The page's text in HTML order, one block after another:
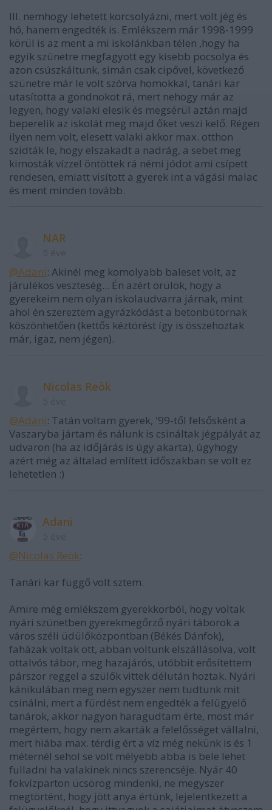
Ill. nemhogy lehetett korcsolyázni, mert volt jég és
hó, hanem engedték is. Emlékszem már 1998-1999
körül is az ment a mi iskolánkban télen ,hogy ha
egyik szünetre megfagyott egy kisebb pocsolya és
azon csúszkáltunk, simán csak cipővel, következő
szünetre már le volt szórva homokkal, tanári kar
utasította a gondnokot rá, mert nehogy már az
legyen, hogy valaki elesik és megsérül aztán majd
beperelik az iskolát meg majd őket veszi kelő. Régen
ilyen nem volt, elesett valaki akkor max. otthon
szidták le, hogy elszakadt a nadrág, a sebet meg
kimosták vízzel öntöttek rá némi jódot ami csípett
rendesen, emiatt visított a gyerek int a vágási malac
és ment minden tovább.
NAR
@Adani: Akinél meg komolyabb baleset volt, az
járulékos veszteség... Én azért örülök, hogy a
gyerekeim nem olyan iskolaudvarra járnak, mint
ahol én szereztem agyrázkódást a betonbútornak
köszönhetően (kettős kéztörést így is összehoztak
már, igaz, nem jégen).
Nicolas Reök
@Adani: Tatán voltam gyerek, '99-től felsősként a
Vaszaryba jártam és nálunk is csináltak jégpályát az
udvaron (ha az időjárás is úgy akarta), úgyhogy
azért még az általad említett időszakban se volt ez
lehetetlen :)
Adani
@Nicolas Reök:
Tanári kar függő volt sztem.
Amire még emlékszem gyerekkorból, hogy voltak
nyári szünetben gyerekmegőrző nyári táborok a
város széli üdülőközpontban (Békés Dánfok),
faházak voltak ott, abban voltunk elszállásolva, volt
ottalvós tábor, meg hazajárós, utóbbit erősítettem
párszor reggel a szülők vittek délután hoztak. Nyári
kánikulában meg nem egyszer nem tudtunk mit
csinálni, mert a fürdést nem engedték a felügyelő
tanárok, akkor nagyon haragudtam érte, most már
megértem, hogy nem akarták a felelősséget vállalni,
mert hiába max. térdig ért a víz még nekünk is és 1
méternél sehol se volt mélyebb abba is bele lehet
fulladni ha valakinek nincs szerencséje. Nyár 40
fokvízparton ücsörög mindenki, ne megyszer
megtörtént, hogy jött anya értünk, lejelentkezett a